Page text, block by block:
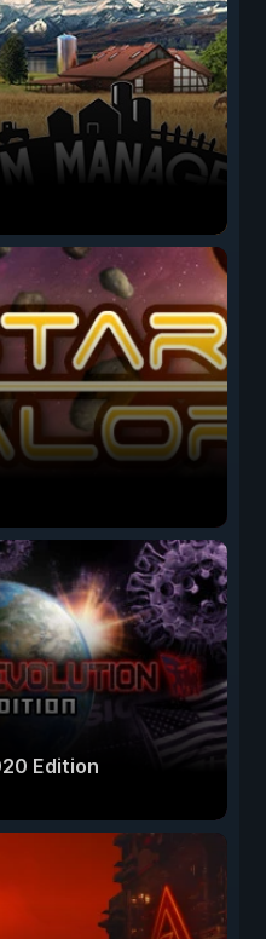
Edition